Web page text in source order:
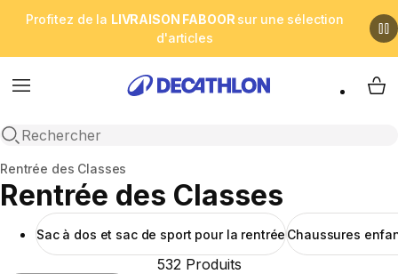
Profitez de la LIVRAISON FABOOR sur une sélection
d'articles
Menu
Open search
My
Accueil
Rentrée des Classes
Rentrée des Classes
Sac à dos et sac de sport pour la rentrée Chaussures
532 Produits